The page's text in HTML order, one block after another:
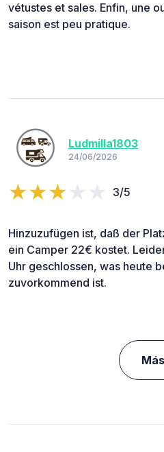
vétustes et sales. Enfin, une
saison est peu pratique.
Ludmilla1803
24/06/2026
3/5
Hinzuzufügen ist, daß der
ein Camper 22€ kostet.
Uhr geschlossen, was heute
zuvorkommend ist.
Más